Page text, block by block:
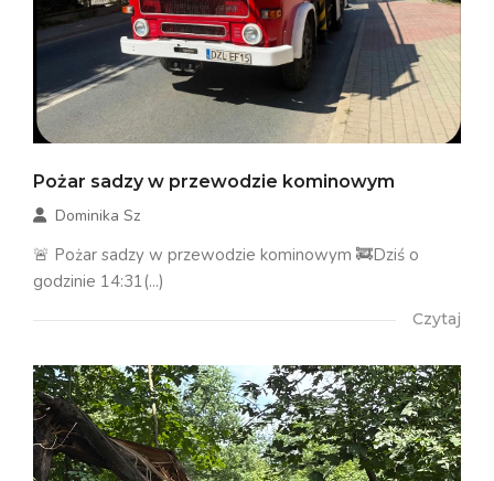
Pożar sadzy w przewodzie kominowym
Dominika Sz
🚨 Pożar sadzy w przewodzie kominowym 🚒Dziś o
godzinie 14:31(...)
Czytaj